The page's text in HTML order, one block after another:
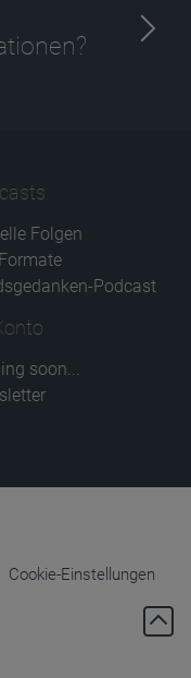
Folgen
Podcast
soon...
Cookie-Einstellungen